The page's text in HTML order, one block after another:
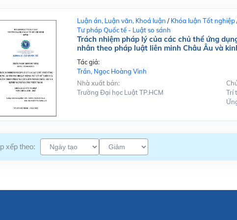
Luận án, Luận văn, Khoá luận / Khóa luận Tốt nghiệp
Tư pháp Quốc tế - Luật so sánh
Trách nhiệm pháp lý của các chủ thể ứng
nhân theo pháp luật liên minh Châu Âu và
Tác giả:
Trần, Ngọc Hoàng Vinh
Nhà xuất bản:
Trường Đại học Luật TP.HCM
Trí
xếp theo: